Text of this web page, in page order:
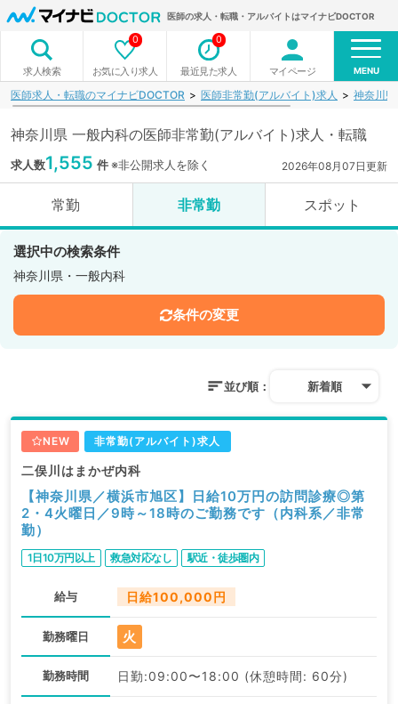
医師の求人・転職・アルバイトはマイナビDOCTOR
求人検索 お気に入り求人
0
最近見た求人
0
マイページ MENU
医師求人・転職のマイナビDOCTOR 医師非常勤(アルバイト)求人 神奈川県
神奈川県 一般内科の医師非常勤(アルバイト)求人・転職
求人数1,555 件※非公開求人を除く 2026年08月07日更新
常勤 非常勤 スポット
選択中の検索条件
神奈川県・一般内科
条件の変更
並び順： 新着順
NEW 非常勤(アルバイト)求人
二俣川はまかぜ内科
【神奈川県／横浜市旭区】日給10万円の訪問診療◎第
2・4火曜日／9時～18時のご勤務です（内科系／非常
勤）
1日10万円以上 救急対応なし 駅近・徒歩圏内
給与 日給100,000円
勤務曜日 火
勤務時間 日勤:09:00〜18:00 (休憩時間: 60分)